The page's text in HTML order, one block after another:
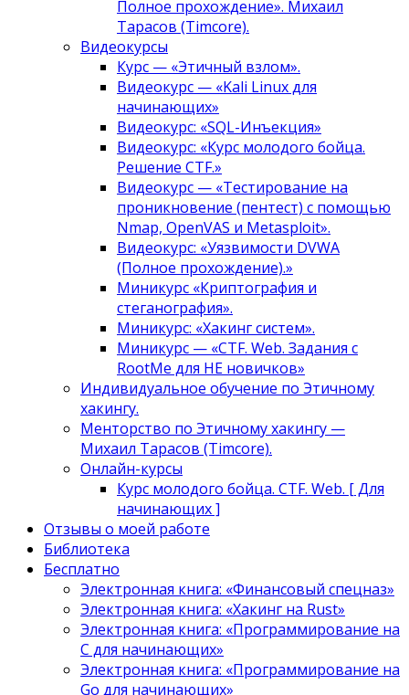
Полное прохождение». Михаил
Тарасов (Timcore).
Видеокурсы
Курс — «Этичный взлом».
Видеокурс — «Kali Linux для
начинающих»
Видеокурс: «SQL-Инъекция»
Видеокурс: «Курс молодого бойца.
Решение CTF.»
Видеокурс — «Тестирование на
проникновение (пентест) с помощью
Nmap, OpenVAS и Metasploit».
Видеокурс: «Уязвимости DVWA
(Полное прохождение).»
Миникурс «Криптография и
стеганография».
Миникурс: «Хакинг систем».
Миникурс — «CTF. Web. Задания с
RootMe для НЕ новичков»
Индивидуальное обучение по Этичному
хакингу.
Менторство по Этичному хакингу —
Михаил Тарасов (Timcore).
Онлайн-курсы
Курс молодого бойца. CTF. Web. [ Для
начинающих ]
Отзывы о моей работе
Библиотека
Бесплатно
Электронная книга: «Финансовый спецназ»
Электронная книга: «Хакинг на Rust»
Электронная книга: «Программирование на
C для начинающих»
Электронная книга: «Программирование на
Go для начинающих»